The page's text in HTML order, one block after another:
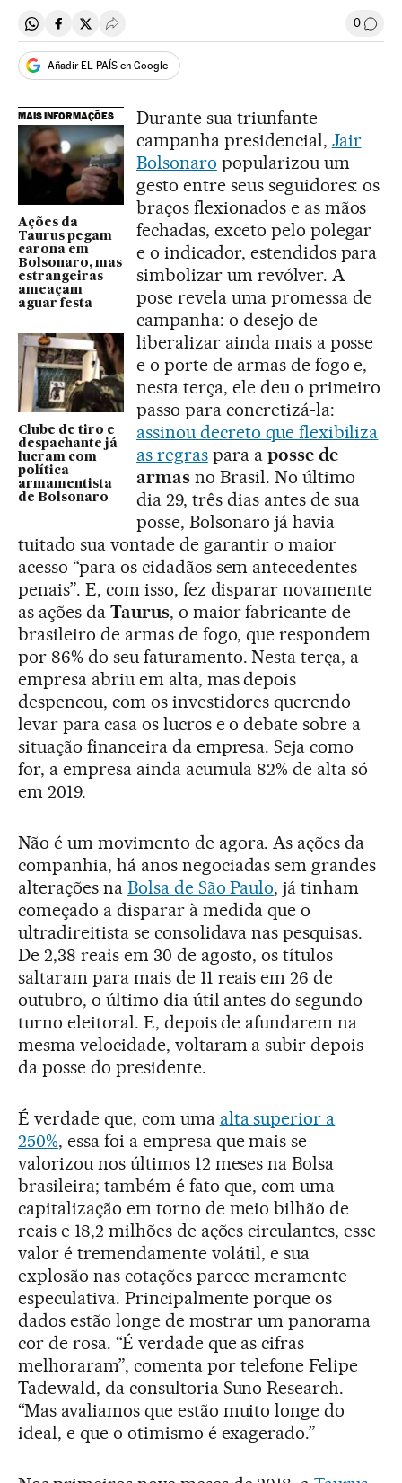
Compartir en Whatsapp
Compartir en Facebook
Compartir en Twitter
Desplegar Redes Sociales 0
Añadir EL PAÍS en Google
MAIS INFORMAÇÕES
Ações da
Taurus pegam
carona em
Bolsonaro, mas
estrangeiras
ameaçam
aguar festa
Clube de tiro e
despachante já
lucram com
política
armamentista
de Bolsonaro
Durante sua triunfante
campanha presidencial, Jair
Bolsonaro popularizou um
gesto entre seus seguidores: os
braços flexionados e as mãos
fechadas, exceto pelo polegar
e o indicador, estendidos para
simbolizar um revólver. A
pose revela uma promessa de
campanha: o desejo de
liberalizar ainda mais a posse
e o porte de armas de fogo e,
nesta terça, ele deu o primeiro
passo para concretizá-la:
assinou decreto que flexibiliza
as regraspara a posse de
armasno Brasil. No último
dia 29, três dias antes de sua
posse, Bolsonaro já havia
tuitado sua vontade de garantir o maior
acesso “para os cidadãos sem antecedentes
penais”. E, com isso, fez disparar novamente
as ações da Taurus, o maior fabricante de
brasileiro de armas de fogo, que respondem
por 86% do seu faturamento. Nesta terça, a
empresa abriu em alta, mas depois
despencou, com os investidores querendo
levar para casa os lucros e o debate sobre a
situação financeira da empresa. Seja como
for, a empresa ainda acumula 82% de alta só
em 2019.
Não é um movimento de agora. As ações da
companhia, há anos negociadas sem grandes
alterações na Bolsa de São Paulo, já tinham
começado a disparar à medida que o
ultradireitista se consolidava nas pesquisas.
De 2,38 reais em 30 de agosto, os títulos
saltaram para mais de 11 reais em 26 de
outubro, o último dia útil antes do segundo
turno eleitoral. E, depois de afundarem na
mesma velocidade, voltaram a subir depois
da posse do presidente.
É verdade que, com uma alta superior a
250%, essa foi a empresa que mais se
valorizou nos últimos 12 meses na Bolsa
brasileira; também é fato que, com uma
capitalização em torno de meio bilhão de
reais e 18,2 milhões de ações circulantes, esse
valor é tremendamente volátil, e sua
explosão nas cotações parece meramente
especulativa. Principalmente porque os
dados estão longe de mostrar um panorama
cor de rosa. “É verdade que as cifras
melhoraram”, comenta por telefone Felipe
Tadewald, da consultoria Suno Research.
“Mas avaliamos que estão muito longe do
ideal, e que o otimismo é exagerado.”